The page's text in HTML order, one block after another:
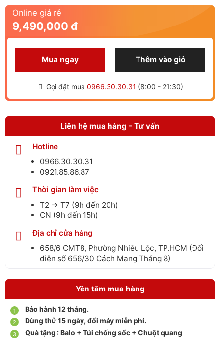
Online giá rẻ
9,490,000 đ
Mua ngay Thêm vào giỏ
Gọi đặt mua 0966.30.30.31 (8:00 - 21:30)
Liên hệ mua hàng - Tư vấn
Hotline
0966.30.30.31
0921.85.86.87
Thời gian làm việc
T2 → T7 (9h đến 20h)
CN (9h đến 15h)
Địa chỉ cửa hàng
658/6 CMT8, Phường Nhiêu Lộc, TP.HCM (Đối
diện số 656/30 Cách Mạng Tháng 8)
Yên tâm mua hàng
Bảo hành 12 tháng.
Dùng thử 15 ngày, đổi máy miễn phí.
Quà tặng : Balo + Túi chống sốc + Chuột quang